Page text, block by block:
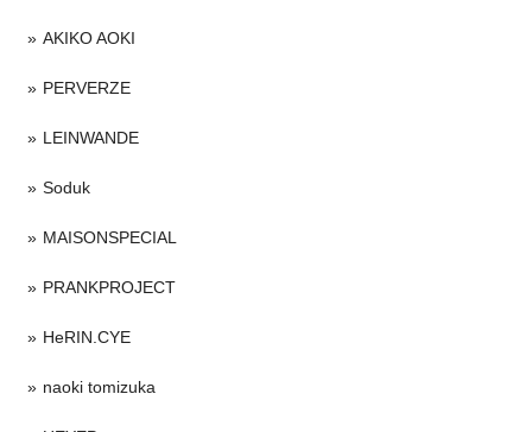
AKIKO AOKI
PERVERZE
LEINWANDE
Soduk
MAISONSPECIAL
PRANKPROJECT
HeRIN.CYE
naoki tomizuka